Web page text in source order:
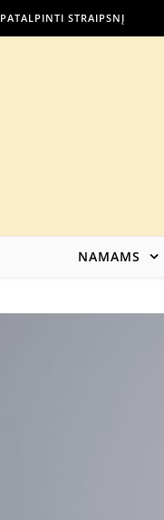
PATALPINTI STRAIPSNĮ
NAMAMS